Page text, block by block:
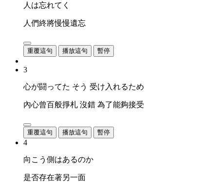
人は忘れてく
人們終將慢慢遺忘
重覆這句 播放這句 暫停
3
心が闘ってた そう 受け入れるため
內心曾百般掙札 沒錯 為了能夠接受
重覆這句 播放這句 暫停
4
向こう側はあるのか
是否存在著另一面